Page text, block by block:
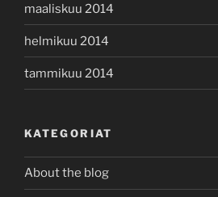
maaliskuu 2014
helmikuu 2014
tammikuu 2014
KATEGORIAT
About the blog